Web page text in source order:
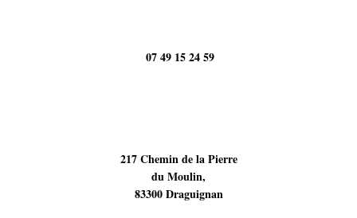
07 49 15 24 59
217 Chemin de la Pierre
du Moulin,
83300 Draguignan